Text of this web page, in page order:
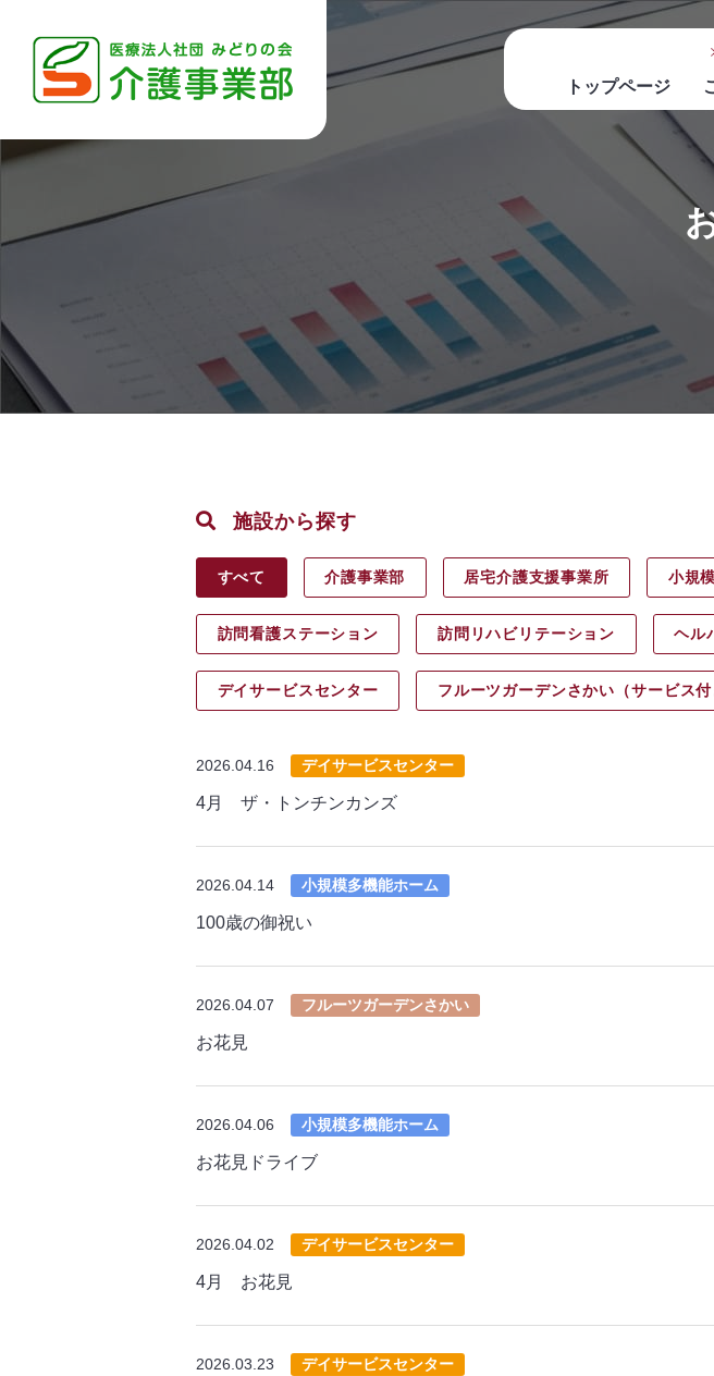
トップページ
施設から探す
すべて 介護事業部 居宅介護支援事業所 小規
訪問看護ステーション 訪問リハビリ テーション ヘル
デイサービスセンター フルーツガーデンさかい（サービス
2026.04.16 デイサービスセンター
4月 ザ・トンチンカンズ
2026.04.14 小規模多機能ホーム
100歳の御祝い
2026.04.07 フルーツガーデンさかい
お花見
2026.04.06 小規模多機能ホーム
お花見ドライブ
2026.04.02 デイサービスセンター
4月 お花見
2026.03.23 デイサービスセンター